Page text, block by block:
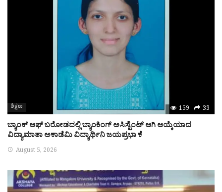
ಶಿಕ್ಷಣ 159 33
ಬ್ಯಾಂಕ್ ಆಫ್ ಬರೋಡದಲ್ಲಿ ಬ್ಯಾಂಕಿಂಗ್ ಅಸಿಸ್ಟೆಂಟ್ ಆಗಿ ಆಯ್ಕೆಯಾದ
ವಿದ್ಯಾಮಾತಾ ಅಕಾಡೆಮಿ ವಿದ್ಯಾರ್ಥಿನಿ ಜಯಪ್ರಭಾ ಕೆ
August 5, 2026